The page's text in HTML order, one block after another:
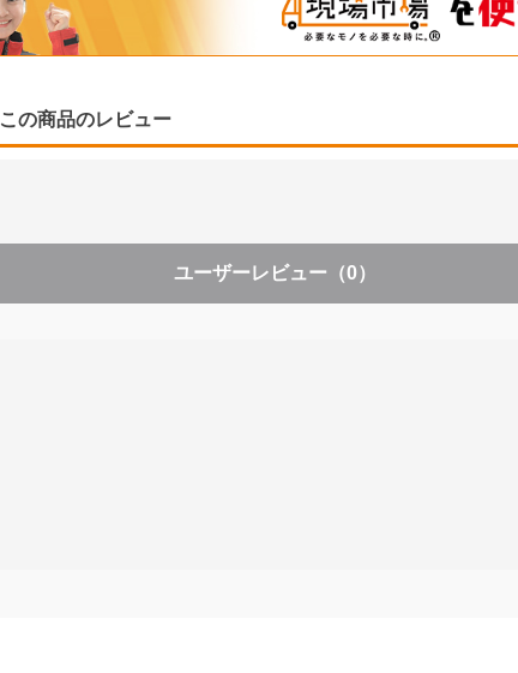
この商品のレビュー
ユーザーレビュー （0）